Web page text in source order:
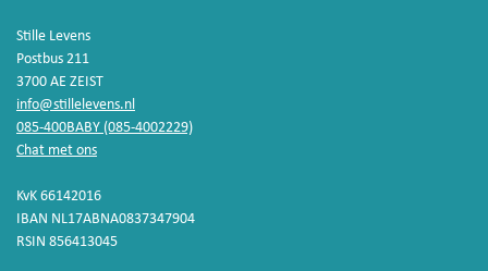
Stille Levens
Postbus 211
3700 AE ZEIST
info@stillelevens.nl
085-400BABY (085-4002229)
Chat met ons
KvK 66142016
IBAN NL17ABNA0837347904
RSIN 856413045